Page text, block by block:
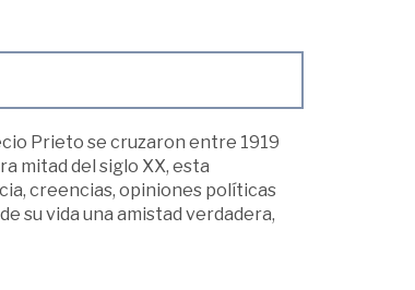
Prieto se cruzaron entre 1919
mitad del siglo XX, esta
creencias, opiniones políticas
su vida una amistad verdadera,